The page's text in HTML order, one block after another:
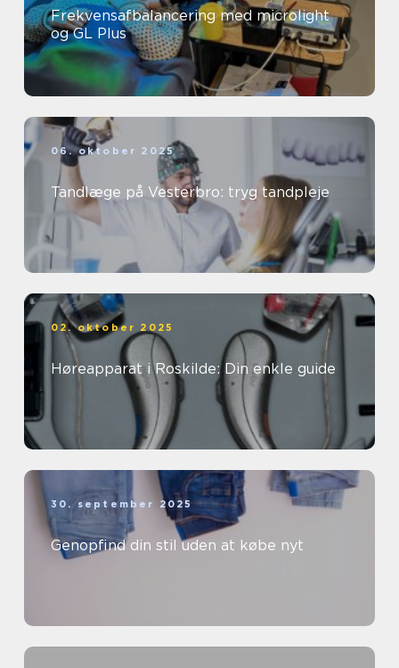
Frekvensafbalancering med microlight
og GL Plus
06. oktober 2025
Tandlæge på Vesterbro: tryg tandpleje
02. oktober 2025
Høreapparat i Roskilde: Din enkle guide
30. september 2025
Genopfind din stil uden at købe nyt